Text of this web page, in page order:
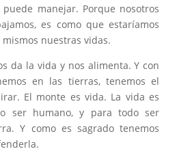
manejar. Porque nosotros
es como que estaríamos
nuestras vidas.
da la vida y nos alimenta. Y con
en las tierras, tenemos el
El monte es vida. La vida es
ser humano, y para todo ser
Y como es sagrado tenemos